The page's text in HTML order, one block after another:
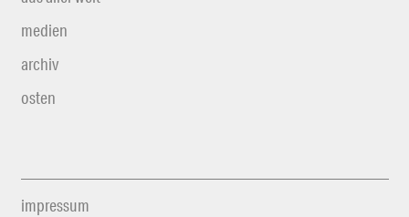
medien
archiv
osten
impressum